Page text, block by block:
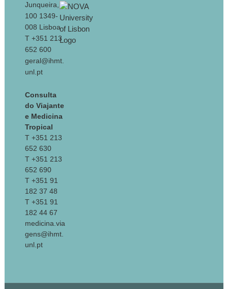
Junqueira,
100 1349-
008 Lisboa
T +351 213
652 600
geral@ihmt.
unl.pt
Consulta
do Viajante
e Medicina
Tropical
T +351 213
652 630
T +351 213
652 690
T +351 91
182 37 48
T +351 91
182 44 67
medicina.via
gens@ihmt.
unl.pt